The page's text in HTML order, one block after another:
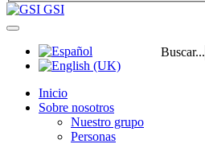
GSI
Buscar...
Inicio
Sobre nosotros
Nuestro grupo
Personas